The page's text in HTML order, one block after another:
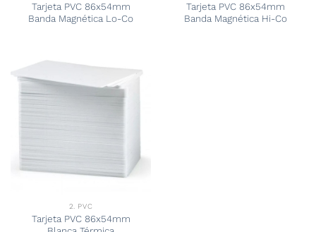
Tarjeta PVC 86x54mm
Banda Magnética Lo-Co
Tarjeta PVC 86x54mm
Banda Magnética Hi-Co
2. PVC
Tarjeta PVC 86x54mm